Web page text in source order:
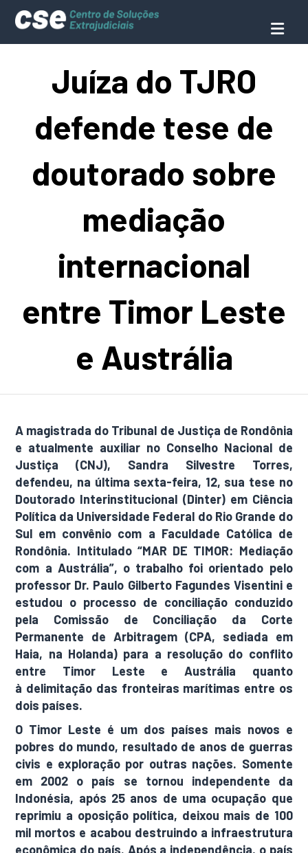
Juíza do TJRO
defende tese de
doutorado sobre
mediação
internacional
entre Timor Leste
e Austrália
A magistrada do Tribunal de Justiça de Rondônia
e atualmente auxiliar no Conselho Nacional de
Justiça (CNJ), Sandra Silvestre Torres,
defendeu, na última sexta-feira, 12, sua tese no
Doutorado Interinstitucional (Dinter) em Ciência
Política da Universidade Federal do Rio Grande do
Sul em convênio com a Faculdade Católica de
Rondônia. Intitulado “MAR DE TIMOR: Mediação
com a Austrália”, o trabalho foi orientado pelo
professor Dr. Paulo Gilberto Fagundes Visentini e
estudou o processo de conciliação conduzido
pela Comissão de Conciliação da Corte
Permanente de Arbitragem (CPA, sediada em
Haia, na Holanda) para a resolução do conflito
entre Timor Leste e Austrália quanto
à delimitação das fronteiras marítimas entre os
dois países.
O Timor Leste é um dos países mais novos e
pobres do mundo, resultado de anos de guerras
civis e exploração por outras nações. Somente
em 2002 o país se tornou independente da
Indonésia, após 25 anos de uma ocupação que
reprimiu a oposição política, deixou mais de 100
mil mortos e acabou destruindo a infraestrutura
econômica do país. Após a independência, o país